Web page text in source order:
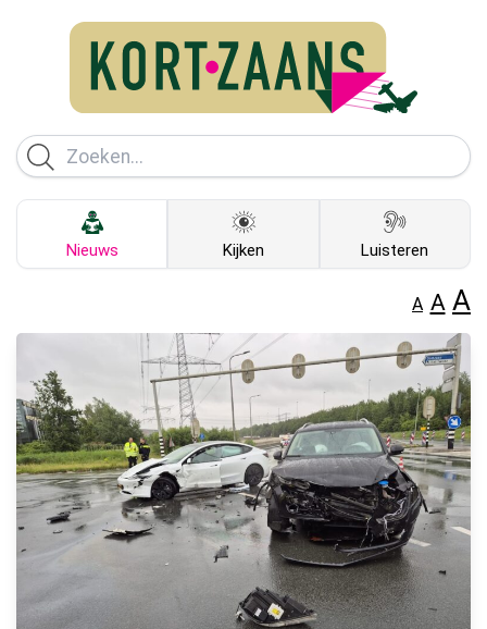
Nieuws Kijken Luisteren
A A A